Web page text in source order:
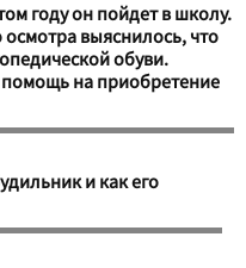
году он пойдет в школу.
выяснилось, что
обуви.
помощь на приобретение
и как его